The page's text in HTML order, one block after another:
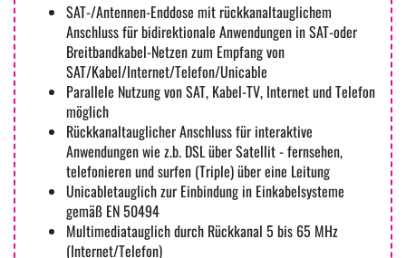
SAT-/Antennen-Enddose mit rückkanaltauglichem
Anschluss für bidirektionale Anwendungen in SAT-oder
Breitbandkabel-Netzen zum Empfang von
SAT/Kabel/Internet/Telefon/Unicable
Parallele Nutzung von SAT, Kabel-TV, Internet und Telefon
möglich
Rückkanaltauglicher Anschluss für interaktive
Anwendungen wie z.b. DSL über Satellit - fernsehen,
telefonieren und surfen (Triple) über eine Leitung
Unicabletauglich zur Einbindung in Einkabelsysteme
gemäß EN 50494
Multimediatauglich durch Rückkanal 5 bis 65 MHz
(Internet/Telefon)